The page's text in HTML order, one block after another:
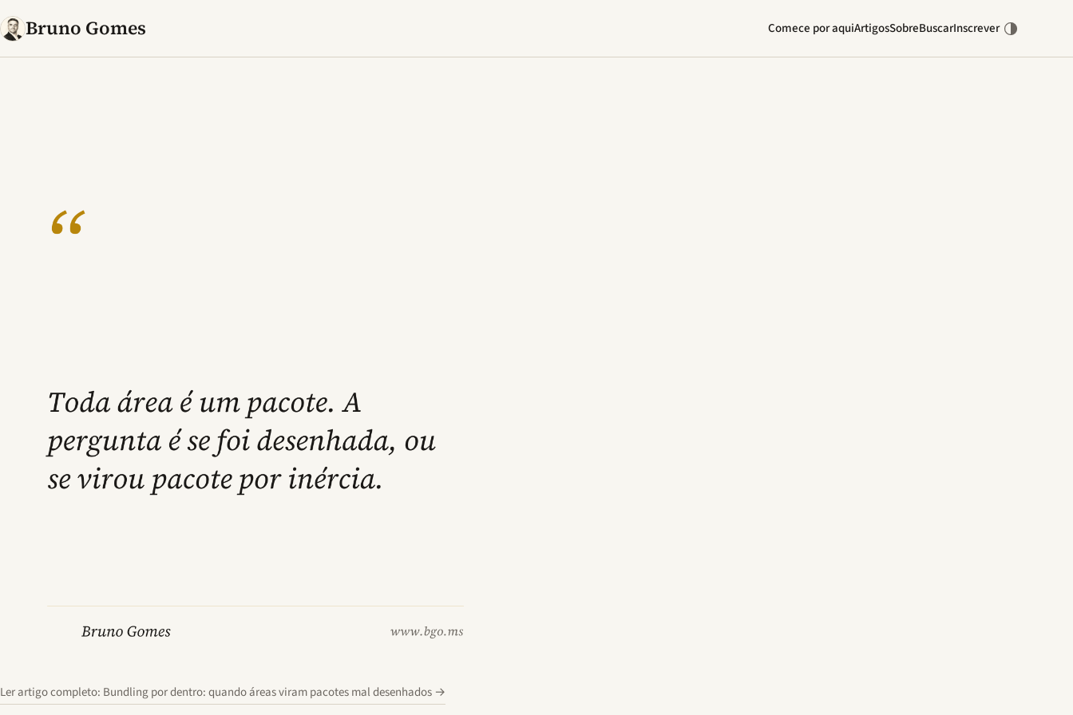
Bruno Gomes Comece por aquiArtigosSobreBuscarInscrever
Ler artigo completo: Bundling por dentro: quando áreas viram pacotes mal desenhados →